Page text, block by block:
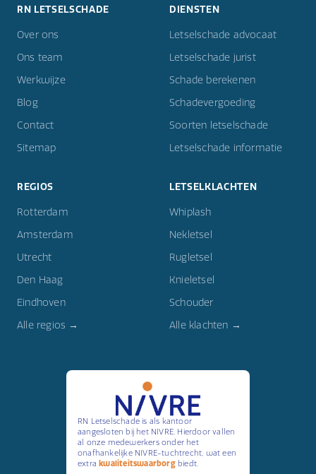
RN LETSELSCHADE
Over ons
Ons team
Werkwijze
Blog
Contact
Sitemap
DIENSTEN
Letselschade advocaat
Letselschade jurist
Schade berekenen
Schadevergoeding
Soorten letselschade
Letselschade informatie
REGIOS
Rotterdam
Amsterdam
Utrecht
Den Haag
Eindhoven
Alle regios →
LETSELKLACHTEN
Whiplash
Nekletsel
Rugletsel
Knieletsel
Schouder
Alle klachten →
RN Letselschade is als kantoor
aangesloten bij het NIVRE. Hierdoor vallen
al onze medewerkers onder het
onafhankelijke NIVRE-tuchtrecht, wat een
extra kwaliteitswaarborgbiedt.